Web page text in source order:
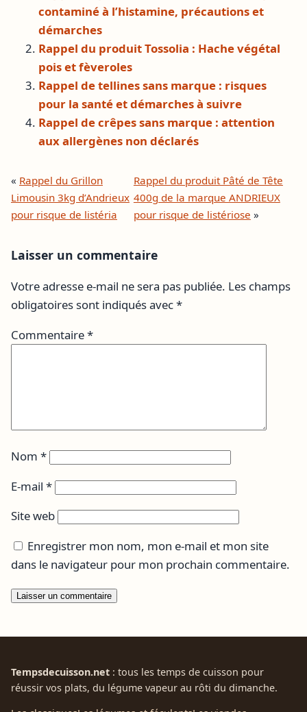
contaminé à l’histamine, précautions et
démarches
Rappel du produit Tossolia : Hache végétal
pois et fèveroles
Rappel de tellines sans marque : risques
pour la santé et démarches à suivre
Rappel de crêpes sans marque : attention
aux allergènes non déclarés
« Rappel du Grillon
Limousin 3kg d’Andrieux
pour risque de listéria
Rappel du produit Pâté de Tête
400g de la marque ANDRIEUX
pour risque de listériose »
Laisser un commentaire
Votre adresse e-mail ne sera pas publiée. Les champs
obligatoires sont indiqués avec*
Commentaire*
Nom *
E-mail *
Site web
Enregistrer mon nom, mon e-mail et mon site
dans le navigateur pour mon prochain commentaire.
Tempsdecuisson.net : tous les temps de cuisson pour
réussir vos plats, du légume vapeur au rôti du dimanche.